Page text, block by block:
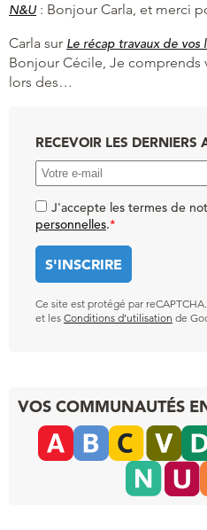
N&U : Bonjour Carla, et merci
Carla sur Le récap travaux de
Bonjour Cécile, Je comprends
lors des…
RECEVOIR LES DERNIERS
J'accepte les termes de
personnelles.*
Ce site est protégé par
et les Conditions d’utilisation de
VOS COMMUNAUTÉS